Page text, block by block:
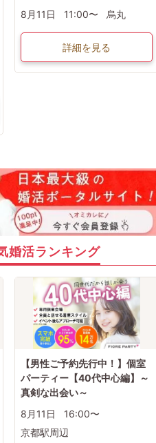
8月11日
11:00〜 烏丸
詳細を見る
婚活ランキング
【男性ご予約先行中！】個室
パーティー【40代中心編】～
真剣な出会い～
8月11日
16:00〜
京都駅周辺